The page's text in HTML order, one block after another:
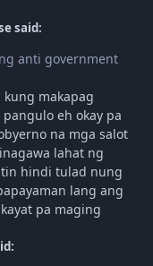
said:
anti government
kung makapag
eh okay pa
na mga salot
lahat ng
hindi tulad nung
lang ang
pa maging